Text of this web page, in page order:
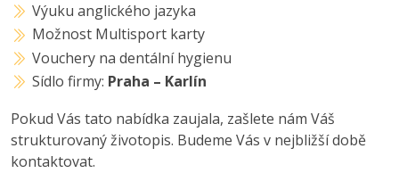
Výuku anglického jazyka
Možnost Multisport karty
Vouchery na dentální hygienu
Sídlo firmy: Praha – Karlín
Pokud Vás tato nabídka zaujala, zašlete nám Váš
strukturovaný životopis. Budeme Vás v nejbližší době
kontaktovat.